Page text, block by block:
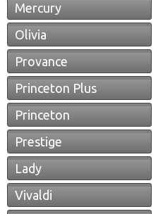
Mercury
Olivia
Provance
Princeton Plus
Princeton
Prestige
Lady
Vivaldi